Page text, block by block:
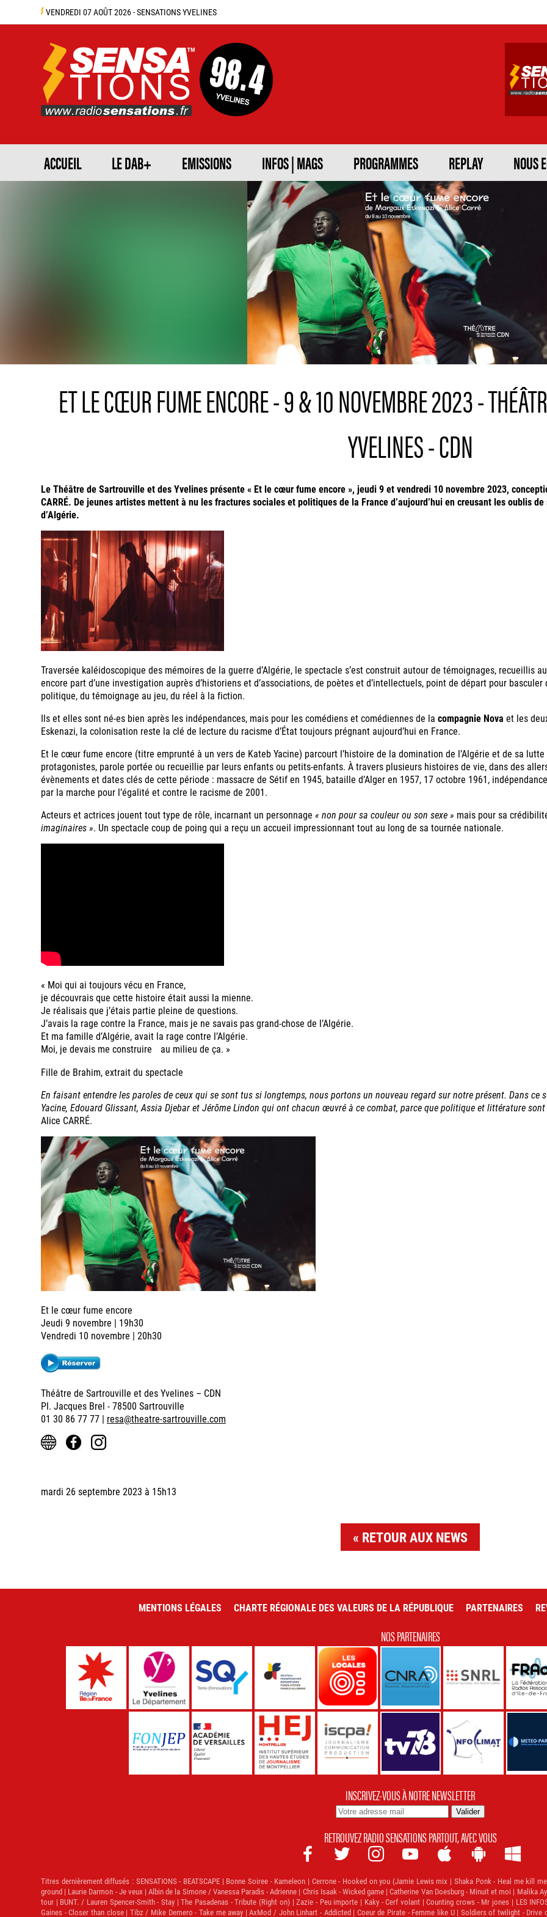
VENDREDI 07 AOÛT 2026 - SENSATIONS YVELINES
ACCUEIL LE DAB+ EMISSIONS INFOS | MAGS PROGRAMMES REPLAY NOUS
ET LE CŒUR FUME ENCORE - 9 & 10 NOVEMBRE 2023 -
YVELINES - CDN
Le Théâtre de Sartrouville et des Yvelines présente « Et le cœur fume encore », jeudi 9 et vendredi 10 novembre 2023,
CARRÉ. De jeunes artistes mettent à nu les fractures sociales et politiques de la France d’aujourd’hui en creusant les oublis
d’Algérie.
Traversée kaléidoscopique des mémoires de la guerre d’Algérie, le spectacle s’est construit autour de témoignages, recueillis
encore part d’une investigation auprès d’historiens et d’associations, de poètes et d’intellectuels, point de départ pour
politique, du témoignage au jeu, du réel à la fiction.
Ils et elles sont né-es bien après les indépendances, mais pour les comédiens et comédiennes de la compagnie Nova et les
Eskenazi, la colonisation reste la clé de lecture du racisme d’État toujours prégnant aujourd’hui en France.
Et le cœur fume encore (titre emprunté à un vers de Kateb Yacine) parcourt l’histoire de la domination de l’Algérie et de sa
protagonistes, parole portée ou recueillie par leurs enfants ou petits-enfants. À travers plusieurs histoires de vie, dans des
évènements et dates clés de cette période : massacre de Sétif en 1945, bataille d’Alger en 1957, 17 octobre 1961,
par la marche pour l’égalité et contre le racisme de 2001.
Acteurs et actrices jouent tout type de rôle, incarnant un personnage « non pour sa couleur ou son sexe » mais pour sa
imaginaires ». Un spectacle coup de poing qui a reçu un accueil impressionnant tout au long de sa tournée nationale.
« Moi qui ai toujours vécu en France,
je découvrais que cette histoire était aussi la mienne.
Je réalisais que j’étais partie pleine de questions.
J’avais la rage contre la France, mais je ne savais pas grand-chose de l’Algérie.
Et ma famille d’Algérie, avait la rage contre l’Algérie.
Moi, je devais me construire au milieu de ça. »
Fille de Brahim, extrait du spectacle
En faisant entendre les paroles de ceux qui se sont tus si longtemps, nous portons un nouveau regard sur notre présent. Dans
Yacine, Edouard Glissant, Assia Djebar et Jérôme Lindon qui ont chacun œuvré à ce combat, parce que politique et littérature sont
Alice CARRÉ.
Et le cœur fume encore
Jeudi 9 novembre | 19h30
Vendredi 10 novembre | 20h30
Théâtre de Sartrouville et des Yvelines – CDN
Pl. Jacques Brel - 78500 Sartrouville
01 30 86 77 77 | resa@theatre-sartrouville.com
mardi 26 septembre 2023 à 15h13
RETOUR AUX NEWS
MENTIONS LÉGALES CHARTE RÉGIONALE DES VALEURS DE LA RÉPUBLIQUE PARTENAIRES
NOS PARTENAIRES
INSCRIVEZ-VOUS À NOTRE NEWSLETTER
RETROUVEZ RADIO SENSATIONS PARTOUT, AVEC VOUS
      
Titres dernièrement diffusés : SENSATIONS - BEATSCAPE | Bonne Soiree - Kameleon | Cerrone - Hooked on you (Jamie Lewis mix | Shaka Ponk - Heal me kill
ground | Laurie Darmon - Je veux | Albin de la Simone / Vanessa Paradis - Adrienne | Chris Isaak - Wicked game | Catherine Van Doesburg - Minuit et moi | Malika
tour | BUNT. / Lauren Spencer-Smith - Stay | The Pasadenas - Tribute (Right on) | Zazie - Peu importe | Kaky - Cerf volant | Counting crows - Mr jones | LES
Gaines - Closer than close | Tibz / Mike Demero - Take me away | AxMod / John Linhart - Addicted | Coeur de Pirate - Femme like U | Soldiers of twilight -